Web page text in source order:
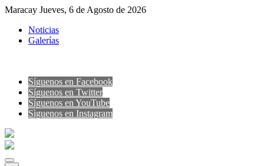
Maracay Jueves, 6 de Agosto de 2026
Noticias
Galerías
Síguenos en Facebook
Síguenos en Twitter
Síguenos en YouTube
Sìguenos en Instagram